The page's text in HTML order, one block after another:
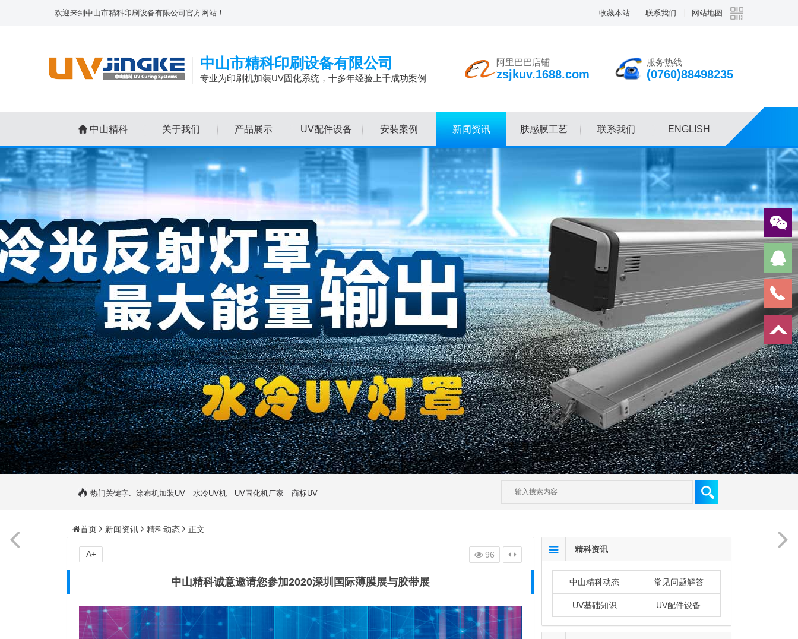
欢迎来到中山市精科印刷设备有限公司官方网站！ 收藏本站 联系我们 网站地图
中山市精科印刷设备有限公司
专业为印刷机加装UV固化系统，十多年经验上千成功案例
阿里巴巴店铺
zsjkuv.1688.com
服务热线
(0760)88498235
中山精科 关于我们 产品展示 UV配件设备 安装案例 新闻资讯 肤感膜工艺 联系我们 ENGLISH
热门关键字: 涂布机加装UV 水冷UV机 UV固化机厂家 商标UV
首页 新闻资讯 精科动态 正文
中山精科诚意邀请您参加2020深圳国际薄膜展与胶带展
96
A+ 精科资讯
中山精科动态 常见问题解答
UV基础知识 UV配件设备